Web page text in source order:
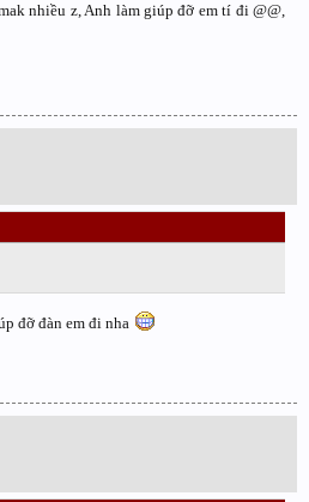
nhiều z, Anh làm giúp đỡ em tí đi @@,
đỡ đàn em đi nha